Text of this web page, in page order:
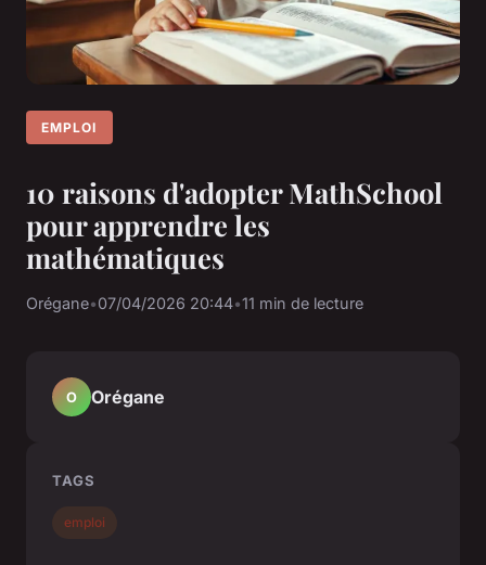
EMPLOI
10 raisons d'adopter MathSchool
pour apprendre les
mathématiques
Orégane•07/04/2026 20:44•11 min de lecture
O Orégane
TAGS
emploi